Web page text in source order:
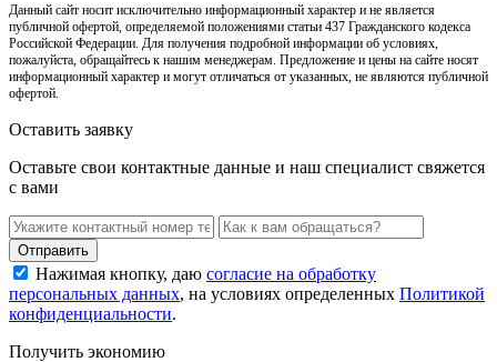
Данный сайт носит исключительно информационный характер и не является
публичной офертой, определяемой положениями статьи 437 Гражданского кодекса
Российской Федерации. Для получения подробной информации об условиях,
пожалуйста, обращайтесь к нашим менеджерам. Предложение и цены на сайте носят
информационный характер и могут отличаться от указанных, не являются публичной
офертой.
Оставить заявку
Оставьте свои контактные данные и наш специалист свяжется
с вами
Нажимая кнопку, даю согласие на обработку
персональных данных, на условиях определенных Политикой
конфиденциальности.
Получить экономию